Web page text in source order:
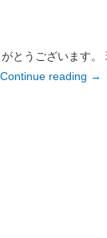
がとうございま
Continue reading →